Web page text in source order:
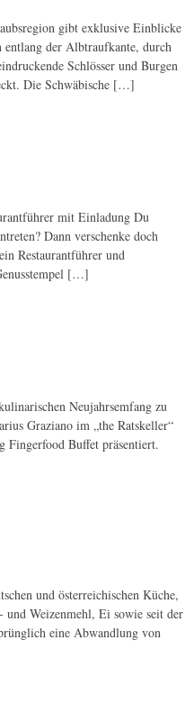
gibt exklusive Einblicke
der Albtraufkante, durch
Schlösser und Burgen
Die Schwäbische […]
mit Einladung Du
Dann verschenke doch
Restaurantführer und
[…]
Neujahrsemfang zu
Graziano im „the Ratskeller“
Fingerfood Buffet präsentiert.
und österreichischen Küche,
und Weizenmehl, Ei sowie seit der
eine Abwandlung von